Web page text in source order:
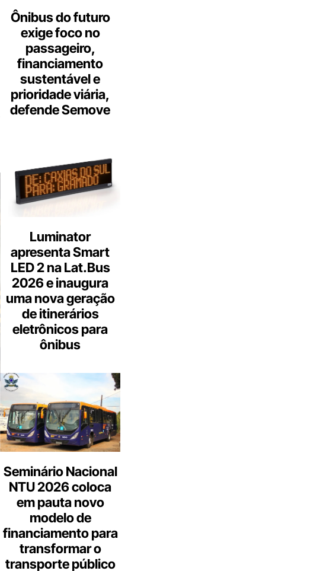
Ônibus do futuro
exige foco no
passageiro,
financiamento
sustentável e
prioridade viária,
defende Semove
Luminator
apresenta Smart
LED 2 na Lat.Bus
2026 e inaugura
uma nova geração
de itinerários
eletrônicos para
ônibus
Seminário Nacional
NTU 2026 coloca
em pauta novo
modelo de
financiamento para
transformar o
transporte público